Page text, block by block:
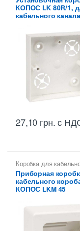
КОПОС LK 80R/1,
кабельного канала
27,10 грн.с
Коробка для
канала
Приборная
кабельного
КОПОС LKM 45